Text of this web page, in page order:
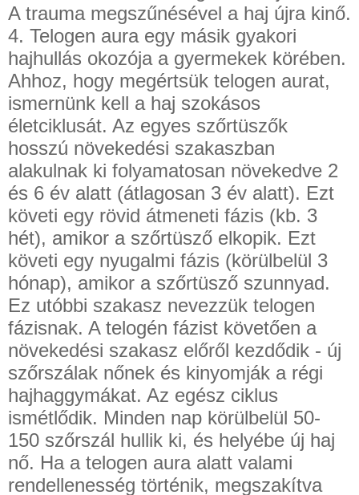
A trauma megszűnésével a haj újra kinő.
4. Telogen aura egy másik gyakori
hajhullás okozója a gyermekek körében.
Ahhoz, hogy megértsük telogen aurat,
ismernünk kell a haj szokásos
életciklusát. Az egyes szőrtüszők
hosszú növekedési szakaszban
alakulnak ki folyamatosan növekedve 2
és 6 év alatt (átlagosan 3 év alatt). Ezt
követi egy rövid átmeneti fázis (kb. 3
hét), amikor a szőrtüsző elkopik. Ezt
követi egy nyugalmi fázis (körülbelül 3
hónap), amikor a szőrtüsző szunnyad.
Ez utóbbi szakasz nevezzük telogen
fázisnak. A telogén fázist követően a
növekedési szakasz előről kezdődik - új
szőrszálak nőnek és kinyomják a régi
hajhaggymákat. Az egész ciklus
ismétlődik. Minden nap körülbelül 50-
150 szőrszál hullik ki, és helyébe új haj
nő. Ha a telogen aura alatt valami
rendellenesség történik, megszakítva